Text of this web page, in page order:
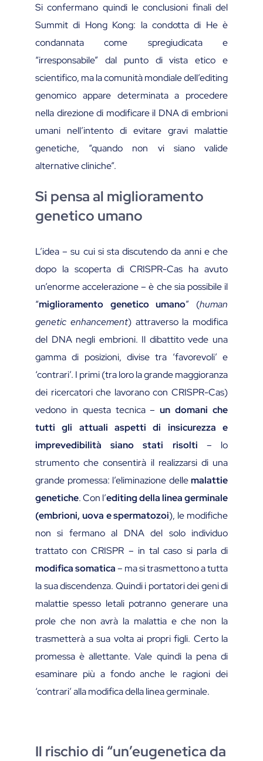
Si confermano quindi le conclusioni finali del
Summit di Hong Kong: la condotta di He è
condannata come spregiudicata e
“irresponsabile” dal punto di vista etico e
scientifico, ma la comunità mondiale dell’editing
genomico appare determinata a procedere
nella direzione di modificare il DNA di embrioni
umani nell’intento di evitare gravi malattie
genetiche, “quando non vi siano valide
alternative cliniche”.
Si pensa al miglioramento
genetico umano
L’idea – su cui si sta discutendo da anni e che
dopo la scoperta di CRISPR-Cas ha avuto
un’enorme accelerazione – è che sia possibile il
“miglioramento genetico umano” (human
genetic enhancement) attraverso la modifica
del DNA negli embrioni. Il dibattito vede una
gamma di posizioni, divise tra ‘favorevoli’ e
‘contrari’. I primi (tra loro la grande maggioranza
dei ricercatori che lavorano con CRISPR-Cas)
vedono in questa tecnica –un domani che
tutti gli attuali aspetti di insicurezza e
imprevedibilità siano stati risolti – lo
strumento che consentirà il realizzarsi di una
grande promessa: l’eliminazione delle malattie
genetiche. Con l’editingdella lineagerminale
(embrioni, uova e spermatozoi), le modifiche
non si fermano al DNA del solo individuo
trattato con CRISPR – in tal caso si parla di
modifica somatica– ma si trasmettono a tutta
la sua discendenza. Quindi i portatori dei geni di
malattie spesso letali potranno generare una
prole che non avrà la malattia e che non la
trasmetterà a sua volta ai propri figli. Certo la
promessa è allettante. Vale quindi la pena di
esaminare più a fondo anche le ragioni dei
‘contrari’ alla modifica della linea germinale.
Il rischio di “un’eugenetica da